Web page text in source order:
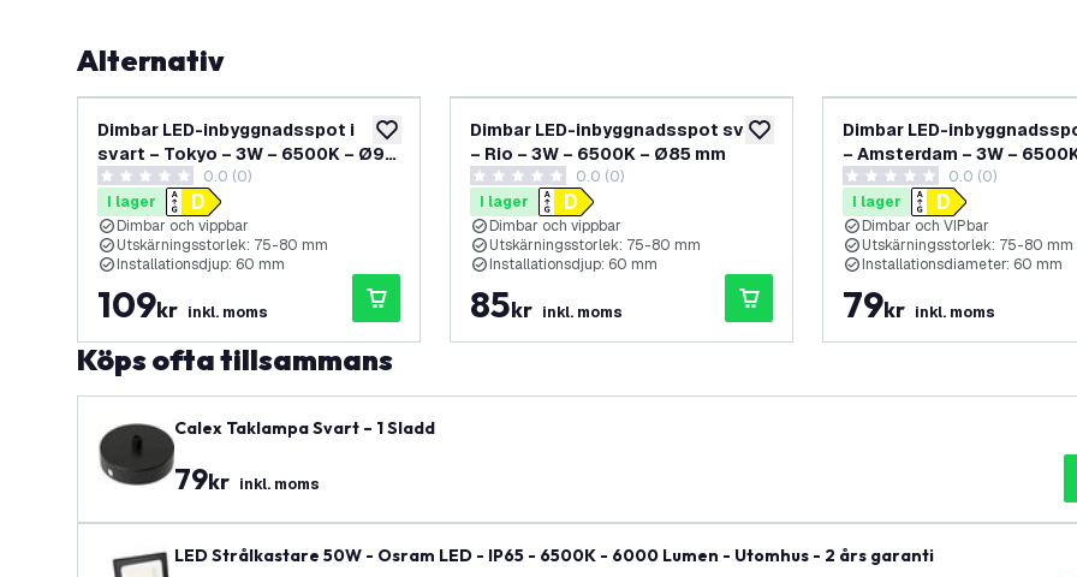
Alternativ
lägg till i önskelistan
Dimbar LED-inbyggnadsspot i
svart – Tokyo – 3W – 6500K – Ø92
mm
0 stjärnbetyg 0.0 (0)
I lager
Dimbar och vippbar
Utskärningsstorlek: 75-80 mm
Installationsdjup: 60 mm
109kr inkl. moms
lägg till i önskelistan
Dimbar LED-inbyggnadsspot svart
– Rio – 3W – 6500K – Ø85 mm
0 stjärnbetyg 0.0 (0)
I lager
Dimbar och vippbar
Utskärningsstorlek: 75-80 mm
Installationsdjup: 60 mm
85kr inkl. moms
Dimbar LED-
– Amsterdam – 3W –
mm
0 stjärnbetyg 0.0 (0)
I lager
Dimbar och VIPbar
Utskärningsstorlek: 75-80 mm
Installationsdiameter: 60 mm
79kr inkl. moms
Köps ofta tillsammans
Calex Taklampa Svart – 1 Sladd
79kr inkl. moms
LED Strålkastare 50W - Osram LED - IP65 - 6500K - 6000 Lumen - Utomhus - 2 års garanti